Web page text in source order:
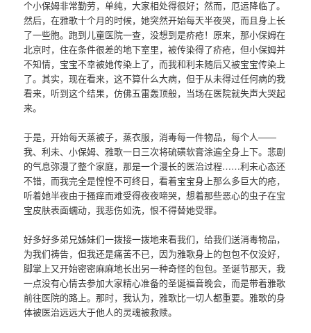
个小保姆非常勤劳，单纯，大家相处得很好；然而，厄运降临了。
然后，在雅歌十个月的时候，她突然开始每天半夜哭，而且身上长
了一些胞。跑到儿童医院一查，没想到是疥疮！原来，那小保姆在
北京时，住在条件很差的地下室里，被传染得了疥疮，但小保姆并
不知情，宝宝不幸被她传染上了，而我和利未随后又被宝宝传染上
了。其实，现在看来，这不算什么大病，但于从未得过任何病的我
看来，听到这个结果，仿佛五雷轰顶般，当场在医院就失声大哭起
来。
于是，开始每天蒸被子，蒸衣服，消毒每一件物品，每个人——
我、利未、小保姆、雅歌一日三次将硫磺软膏涂遍全身上下。悲剧
的气息弥漫了整个家庭，那是一个漫长的医治过程……利未心态还
不错，而我完全是惶惶不可终日，看着宝宝身上那么多巨大的疮，
听着她半夜由于搔痒而难受得夜夜啼哭，想着那些恶心的虫子在宝
宝皮肤表面蠕动，我悲伤如洗，恨不得替她受罪。
好多好多弟兄姊妹们一拨接一拨地来看我们，给我们送消毒物品，
为我们祷告，但我还是痛苦不已，因为雅歌身上的包包不仅没好，
脚掌上又开始密密麻麻地长出另一种奇怪的包包。圣诞节那天，我
一点没有心情去参加大家精心准备的圣诞福音晚会，而是带着雅歌
前往医院的路上。那时，我认为，雅歌比一切人都重要。雅歌的身
体被医治远远大于他人的灵魂被救赎。